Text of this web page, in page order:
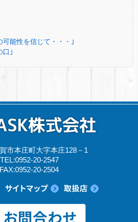
可能性を信じて・・・｣
口｣
市本庄町大字本庄128－1
TEL:0952-20-2547
FAX:0952-20-2504